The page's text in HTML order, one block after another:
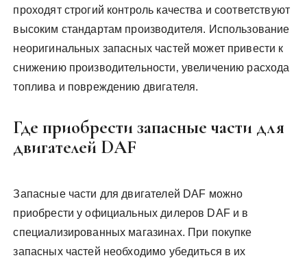
проходят строгий контроль качества и соответствуют
высоким стандартам производителя. Использование
неоригинальных запасных частей может привести к
снижению производительности‚ увеличению расхода
топлива и повреждению двигателя.
Где приобрести запасные части для
двигателей DAF
Запасные части для двигателей DAF можно
приобрести у официальных дилеров DAF и в
специализированных магазинах. При покупке
запасных частей необходимо убедиться в их